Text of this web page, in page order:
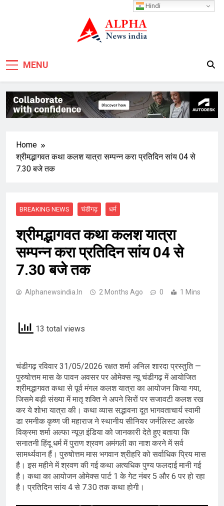
MENU
Home
श्रीमद्भागवत कथा कलश यात्रा सम्पन्न करा प्रतिदिन सांय 04 से
7.30 बजे तक
BREAKING NEWS चंडीगढ़ धर्म
श्रीमद्भागवत कथा कलश यात्रा
सम्पन्न करा प्रतिदिन सांय 04 से
7.30 बजे तक
Alphanewsindia.in 2 Months Ago 0 1 Mins
13 total views
चंडीगढ़ रविवार 31/05/2026 रक्षत शर्मा अनिल शारदा प्रस्तुति —
पुरुषोत्तम मास के पावन अवसर पर ओमेक्स न्यू चंडीगढ़ में आयोजित
श्रीमद्भागवत कथा से पूर्व मंगल कलश यात्रा का आयोजन किया गया,
जिसमे बड़ी संख्या में मातृ शक्ति ने अपने सिरों पर सजावटी कलश रख
कर ये शोभा यात्रा की। कथा व्यास सद्भावना दूत भागवताचार्य स्वामी
डा रमनीक कृष्ण जी महाराज ने स्थानीय सीनियर जर्नलिस्ट आरके
विक्रमा शर्मा अल्फा न्यूज़ इंडिया को जानकारी देते हुए बताया कि
सनातनी हिंदू धर्म में पुराण श्रवण अमंगली का नाश करने में सर्व
सामर्थ्यवान हैं। पुरुषोत्तम मास भगवान श्रीहरि को सर्वाधिक प्रिय मास
है। इस महीने में श्रवण की गई कथा अत्यधिक पुण्य फलदाई मानी गई
है। कथा का आयोजन ओमेक्स पार्ट 1 के गेट नंबर 5 और 6 पर हो रहा
है। प्रतिदिन सांय 4 से 7.30 तक कथा होगी।
Hindi